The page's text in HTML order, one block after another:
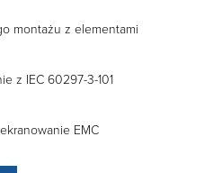
montażu z elementami
z IEC 60297-3-101
EMC